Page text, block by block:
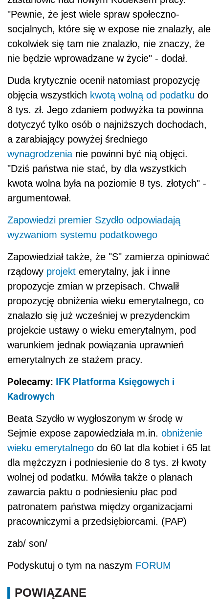
"Pewnie, że jest wiele spraw społeczno-
socjalnych, które się w expose nie znalazły, ale
cokolwiek się tam nie znalazło, nie znaczy, że
nie będzie wprowadzane w życie" - dodał.
Duda krytycznie ocenił natomiast propozycję
objęcia wszystkich kwotą wolną od podatku do
8 tys. zł. Jego zdaniem podwyżka ta powinna
dotyczyć tylko osób o najniższych dochodach,
a zarabiający powyżej średniego
wynagrodzenia nie powinni być nią objęci.
"Dziś państwa nie stać, by dla wszystkich
kwota wolna była na poziomie 8 tys. złotych" -
argumentował.
Zapowiedzi premier Szydło odpowiadają
wyzwaniom systemu podatkowego
Zapowiedział także, że "S" zamierza opiniować
rządowy projekt emerytalny, jak i inne
propozycje zmian w przepisach. Chwalił
propozycję obniżenia wieku emerytalnego, co
znalazło się już wcześniej w prezydenckim
projekcie ustawy o wieku emerytalnym, pod
warunkiem jednak powiązania uprawnień
emerytalnych ze stażem pracy.
Polecamy: IFK Platforma Księgowych i
Kadrowych
Beata Szydło w wygłoszonym w środę w
Sejmie expose zapowiedziała m.in. obniżenie
wieku emerytalnego do 60 lat dla kobiet i 65 lat
dla mężczyzn i podniesienie do 8 tys. zł kwoty
wolnej od podatku. Mówiła także o planach
zawarcia paktu o podniesieniu płac pod
patronatem państwa między organizacjami
pracowniczymi a przedsiębiorcami. (PAP)
zab/ son/
Podyskutuj o tym na naszym FORUM
POWIĄZANE